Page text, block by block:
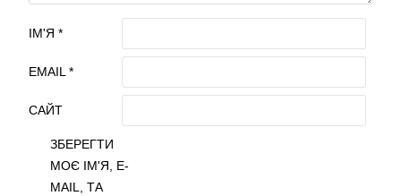
ІМ'Я *
EMAIL*
САЙТ
ЗБЕРЕГТИ
МОЄ ІМ'Я, E-
MAIL, ТА